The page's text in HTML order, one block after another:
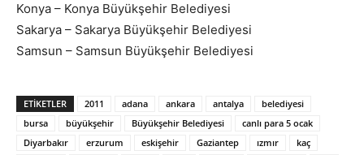
Konya – Konya Büyükşehir Belediyesi
Sakarya – Sakarya Büyükşehir Belediyesi
Samsun – Samsun Büyükşehir Belediyesi
ETIKETLER 2011 adana ankara antalya
belediyesi
bursa
büyükşehir Büyükşehir Belediyesi
canlı para 5 ocak
Diyarbakır
erzurum eskişehir Gaziantep ızmır
kaç